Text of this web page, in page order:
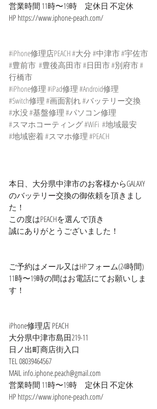
営業時間 11時〜19時　定休日 不定休
HP https://www.iphone-peach.com/
#iPhone修理店PEACH#大分#中津市#宇佐市
#豊前市 #豊後高田市#日田市#別府市#
行橋市
#iPhone修理#iPad修理#Android修理
#Switch修理#画面割れ#バッテリー交換
#水没#基盤修理#パソコン修理
#スマホコーティング#WiFi #地域最安
#地域密着#スマホ修理#PEACH
本日、大分県中津市のお客様からGALAXY
のバッテリー交換の御依頼を頂きまし
た！
この度はPEACHを選んで頂き
誠にありがとうございました！
ご予約はメール又はHPフォーム(24時間)
11時〜19時の間はお電話にてお願いしま
す！
iPhone修理店 PEACH
大分県中津市島田219-11
日ノ出町商店街入口
TEL 08039464567
MAIL info.iphone.peach@gmail.com
営業時間 11時〜19時　定休日 不定休
HP https://www.iphone-peach.com/